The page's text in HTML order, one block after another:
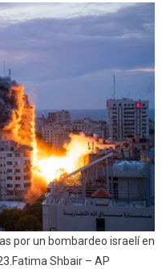
por un bombardeo israelí en
Shbair – AP